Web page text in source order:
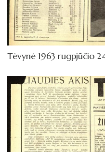
1965
1964
1963
Vasaris
Kovas
Balandis
Gegužė
Tėvynė 1963 rugpjūčio